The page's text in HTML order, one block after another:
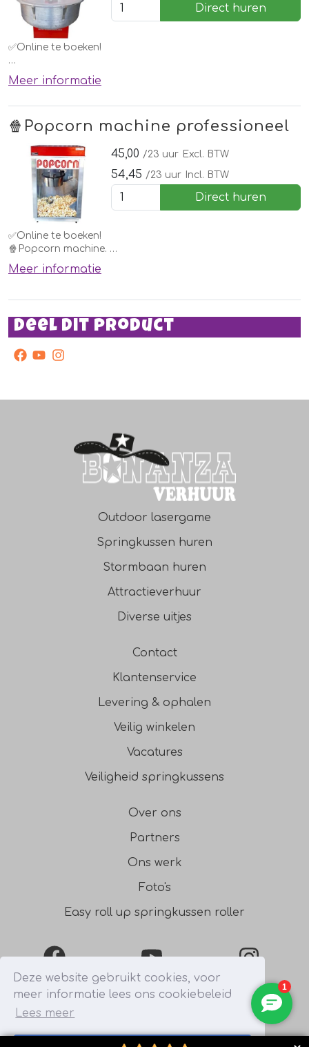
Deze website gebruikt cookies, voor
meer informatie lees ons cookiebeleid
Lees meer
Direct huren
✅Online te boeken!
Een suikerspin machine. Elk kind wil deze wel thuis hebben.
Huur deze eenvoudig bij een springkussen of andere
Vergeet de ingrediënten niet te bestellen!
Meer informatie
🍿Popcorn machine professioneel
45,00 /23 uur Excl. BTW
54,45 /23 uur Incl. BTW
Direct huren
✅Online te boeken!
🍿Popcorn machine.
Elk kind wil deze wel thuis hebben. Huur deze eenvoudig bij
kinderfeestje.
Vergeet de ingrediënten niet te bestellen!
Meer informatie
Deel dit product
facebook
youtube
instagram
Outdoor lasergame
Springkussen huren
Stormbaan huren
Attractieverhuur
Diverse uitjes
Contact
Klantenservice
Levering & ophalen
Veilig winkelen
Vacatures
Veiligheid springkussens
Over ons
Partners
Ons werk
Foto's
Easy roll up springkussen roller